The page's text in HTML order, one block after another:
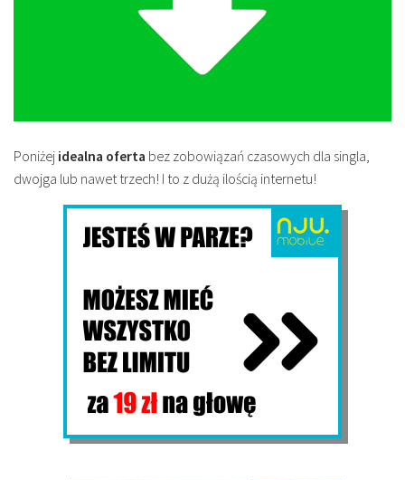
Poniżej idealna oferta bez zobowiązań czasowych dla singla,
dwojga lub nawet trzech! I to z dużą ilością internetu!